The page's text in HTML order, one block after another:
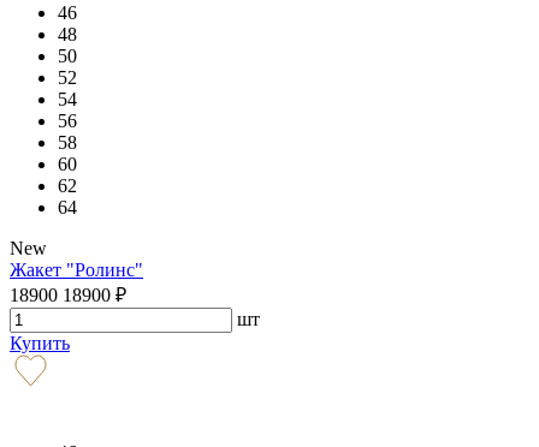
46
48
50
52
54
56
58
60
62
64
New
Жакет "Ролинс"
18900 18900 ₽
шт
Купить